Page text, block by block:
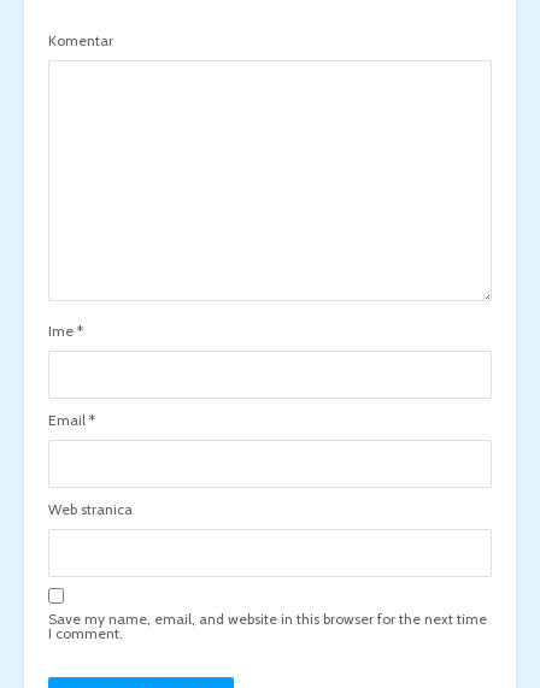
Komentar
Ime *
Email *
Web stranica
Save my name, email, and website in this browser for the next time
I comment.